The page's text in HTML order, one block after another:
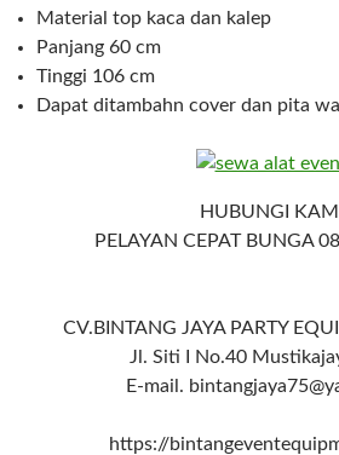
Material top kaca dan kalep
Panjang 60 cm
Tinggi 106 cm
Dapat ditambahn cover dan pita
HUBUNGI KAMI
PELAYAN CEPAT BUNGA
CV.BINTANG JAYA PARTY
Jl. Siti I No.40
E-mail.
https://